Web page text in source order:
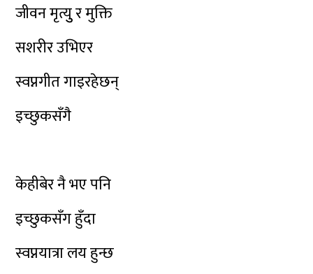
जीवन मृत्युु र मुक्ति
सशरीर उभिएर
स्वप्नगीत गाइरहेछन्
इच्छुकसँगै
केहीबेर नै भए पनि
इच्छुकसँग हुँदा
स्वप्नयात्रा लय हुन्छ